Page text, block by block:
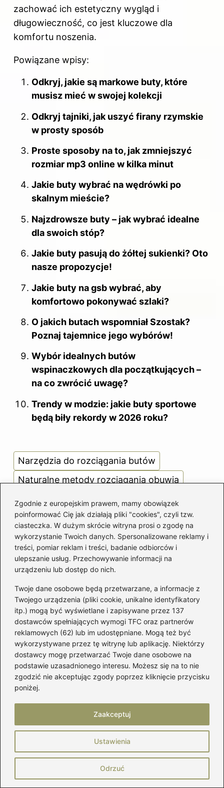
Zgodnie z europejskim prawem, mamy obowiązek
poinformować Cię jak działają pliki "cookies", czyli tzw.
ciasteczka. W dużym skrócie witryna prosi o zgodę na
wykorzystanie Twoich danych. Spersonalizowane reklamy i
treści, pomiar reklam i treści, badanie odbiorców i
ulepszanie usług. Przechowywanie informacji na
urządzeniu lub dostęp do nich.
Twoje dane osobowe będą przetwarzane, a informacje z
Twojego urządzenia (pliki cookie, unikalne identyfikatory
itp.) mogą być wyświetlane i zapisywane przez 137
dostawców spełniających wymogi TFC oraz partnerów
reklamowych (62) lub im udostępniane. Mogą też być
wykorzystywane przez tę witrynę lub aplikację. Niektórzy
dostawcy mogę przetwarzać Twoje dane osobowe na
podstawie uzasadnionego interesu. Możesz się na to nie
zgodzić nie akceptując zgody poprzez kliknięcie przycisku
poniżej.
Ustawienia
Odrzuć
Zaakceptuj
zachować ich estetyczny wygląd i
długowieczność, co jest kluczowe dla
komfortu noszenia.
Powiązane wpisy:
Odkryj, jakie są markowe buty, które
musisz mieć w swojej kolekcji
Odkryj tajniki, jak uszyć firany rzymskie
w prosty sposób
Proste sposoby na to, jak zmniejszyć
rozmiar mp3 online w kilka minut
Jakie buty wybrać na wędrówki po
skalnym mieście?
Najzdrowsze buty – jak wybrać idealne
dla swoich stóp?
Jakie buty pasują do żółtej sukienki? Oto
nasze propozycje!
Jakie buty na gsb wybrać, aby
komfortowo pokonywać szlaki?
O jakich butach wspomniał Szostak?
Poznaj tajemnice jego wybórów!
Wybór idealnych butów
wspinaczkowych dla początkujących –
na co zwrócić uwagę?
Trendy w modzie: jakie buty sportowe
będą biły rekordy w 2026 roku?
Narzędzia do rozciągania butów
Naturalne metody rozciągania obuwia
Pielęgnacja obuwia po rozciąganiu
Powiększanie butów o pół rozmiaru
Techniki dopasowane do materiału butów
Marek Piotrowski
Nazywam się Marek i od lat zgłębiam świat kobiecej mody,
w którym buty odgrywają pierwszoplanową rolę. Na
mójbut.pl pokazuję, że dobry styl zaczyna się od solidnej
pary obuwia — niezależnie od tego, czy mówimy o
eleganckich oxfordach, wygodnych sneakersach,
Moda dla pań to dla mnie nie tylko ubrania, ale sposób
praktyczne porady dotyczące pielęgnacji obuwia, recenzje
marek, zestawienia najciekawszych trendów, a także
wskazówki, jak łączyć buty z garderobą, by wyglądać
stylowo i czuć się pewnie.